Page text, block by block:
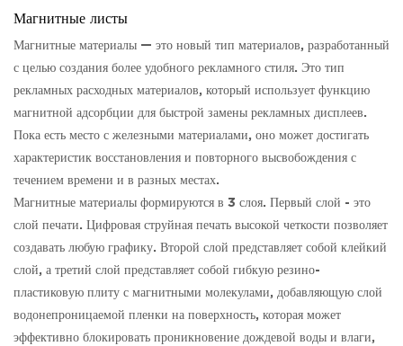
Магнитные листы
Магнитные материалы — это новый тип материалов, разработанный
с целью создания более удобного рекламного стиля. Это тип
рекламных расходных материалов, который использует функцию
магнитной адсорбции для быстрой замены рекламных дисплеев.
Пока есть место с железными материалами, оно может достигать
характеристик восстановления и повторного высвобождения с
течением времени и в разных местах.
Магнитные материалы формируются в 3 слоя. Первый слой - это
слой печати. ​​Цифровая струйная печать высокой четкости позволяет
создавать любую графику. Второй слой представляет собой клейкий
слой, а третий слой представляет собой гибкую резино-
пластиковую плиту с магнитными молекулами, добавляющую слой
водонепроницаемой пленки на поверхность, которая может
эффективно блокировать проникновение дождевой воды и влаги,